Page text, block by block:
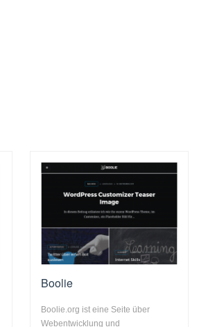
Boolie
Boolie.org ist eine Seite über
Webentwicklung und